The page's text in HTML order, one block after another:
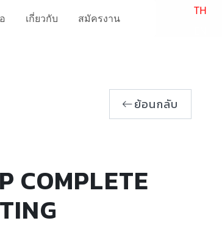
เกี่ยวกับ สมัครงาน
ย้อนกลับ
COMPLETE
TH